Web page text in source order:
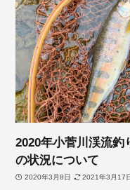
2020年小菅川渓流
の状況について
2020年3月8日 2021年3月17